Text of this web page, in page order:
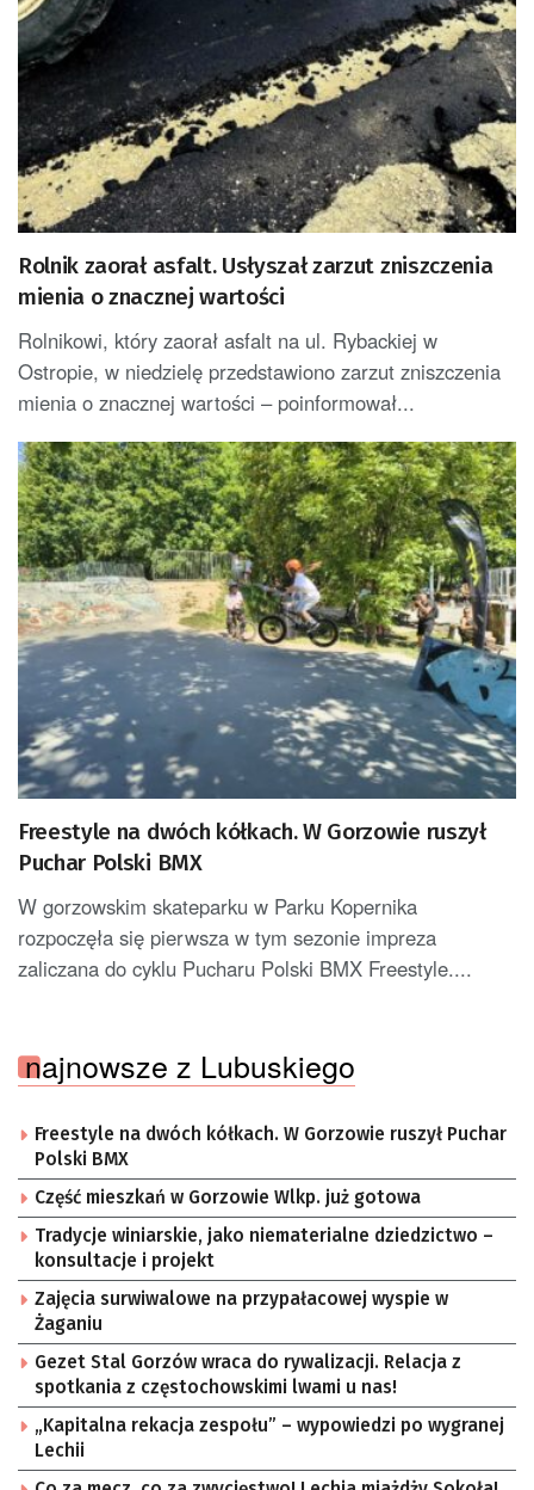
Rolnik zaorał asfalt. Usłyszał zarzut zniszczenia
mienia o znacznej wartości
Rolnikowi, który zaorał asfalt na ul. Rybackiej w
Ostropie, w niedzielę przedstawiono zarzut zniszczenia
mienia o znacznej wartości – poinformował...
Freestyle na dwóch kółkach. W Gorzowie ruszył
Puchar Polski BMX
W gorzowskim skateparku w Parku Kopernika
rozpoczęła się pierwsza w tym sezonie impreza
zaliczana do cyklu Pucharu Polski BMX Freestyle....
najnowsze z Lubuskiego
Freestyle na dwóch kółkach. W Gorzowie ruszył Puchar
Polski BMX
Część mieszkań w Gorzowie Wlkp. już gotowa
Tradycje winiarskie, jako niematerialne dziedzictwo –
konsultacje i projekt
Zajęcia surwiwalowe na przypałacowej wyspie w
Żaganiu
Gezet Stal Gorzów wraca do rywalizacji. Relacja z
spotkania z częstochowskimi lwami u nas!
„Kapitalna rekacja zespołu” – wypowiedzi po wygranej
Lechii